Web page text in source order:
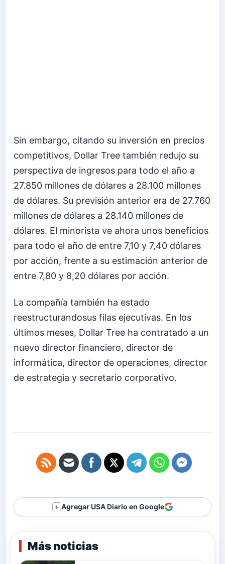
Sin embargo, citando su inversión en precios
competitivos, Dollar Tree también redujo su
perspectiva de ingresos para todo el año a
27.850 millones de dólares a 28.100 millones
de dólares. Su previsión anterior era de 27.760
millones de dólares a 28.140 millones de
dólares. El minorista ve ahora unos beneficios
para todo el año de entre 7,10 y 7,40 dólares
por acción, frente a su estimación anterior de
entre 7,80 y 8,20 dólares por acción.
La compañía también ha estado
reestructurandosus filas ejecutivas. En los
últimos meses, Dollar Tree ha contratado a un
nuevo director financiero, director de
informática, director de operaciones, director
de estrategia y secretario corporativo.
＋ Agregar USA Diario en Google
Más noticias